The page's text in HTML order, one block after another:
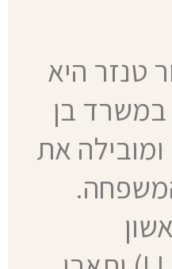
טנזר היא
בן
את